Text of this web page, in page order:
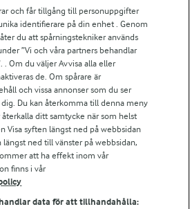
och får tillgång till personuppgifter
identifierare på din enhet . Genom
du att spårningstekniker används
”Vi och våra partners behandlar
. Om du väljer Avvisa alla eller
de. Om spårare är
och vissa annonser som du ser
Du kan återkomma till denna meny
ditt samtycke när som helst
Visa syften längst ned på webbsidan
ned till vänster på webbsidan,
att ha effekt inom vår
finns i vår
data för att tillhandahålla: